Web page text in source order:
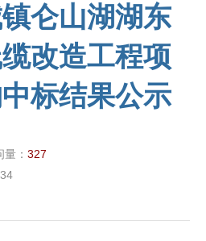
仑山湖湖东
改造工程项
标结果公示
量： 327